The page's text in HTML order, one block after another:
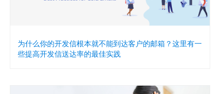
为什么你的开发信根本就不能到达客户的邮箱？这里有一
些提高开发信送达率的最佳实践